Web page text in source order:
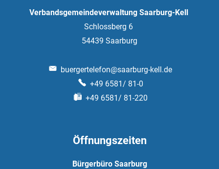
Verbandsgemeindeverwaltung Saarburg-Kell
Schlossberg 6
54439 Saarburg
buergertelefon@saarburg-kell.de
+49 6581/ 81-0
+49 6581/ 81-220
Öffnungszeiten
Bürgerbüro Saarburg